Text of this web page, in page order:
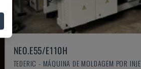
NEO.E55/E110H
TEDERIC - MÁQUINA DE MOLDAGEM POR